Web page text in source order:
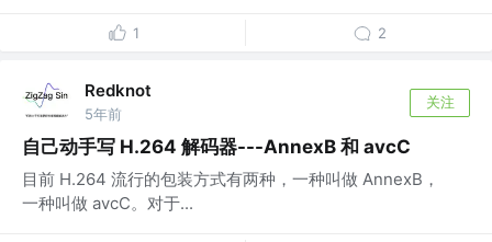
1 2
Redknot
5年前
关注
自己动手写 H.264 解码器---AnnexB 和 avcC
目前 H.264 流行的包装方式有两种，一种叫做 AnnexB，
一种叫做 avcC。对于...